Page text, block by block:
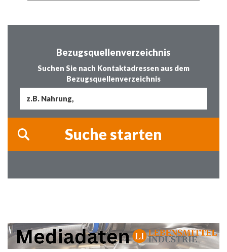
Bezugsquellenverzeichnis
Suchen Sie nach Kontaktadressen aus dem
Bezugsquellenverzeichnis